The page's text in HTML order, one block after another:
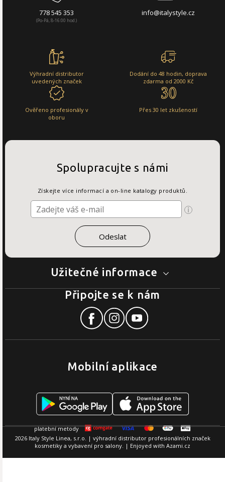
778 545 353
(Po-Pá, 8-16:00 hod.)
info@italystyle.cz
Výhradní distributor
uvedených značek
Dodání do 48 hodin, doprava
zdarma od 2000 Kč
Ověřeno profesionály v
oboru
Přes 30 let zkušeností
Užitečné informace
Spolupracujte s námi
Získejte více informací a on-line katalogy produktů.
Mobilní aplikace
Připojte se k nám
2026 Italy Style Linea, s.r.o. | výhradní distributor profesionálních značek
kosmetiky a vybavení pro salony. | Enjoyed with Azami.cz